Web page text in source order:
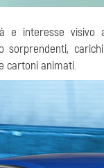
e interesse
sorprendenti,
cartoni animati.